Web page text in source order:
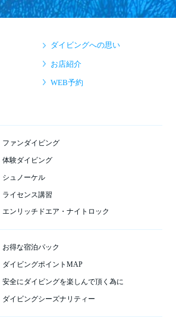
ダイビングへの思い
お店紹介
WEB予約
ファンダイビング
体験ダイビング
シュノーケル
ライセンス講習
エンリッチドエア・ナイトロック
お得な宿泊パック
ダイビングポイントMAP
安全にダイビングを楽しんで頂く為に
ダイビングシーズナリティー